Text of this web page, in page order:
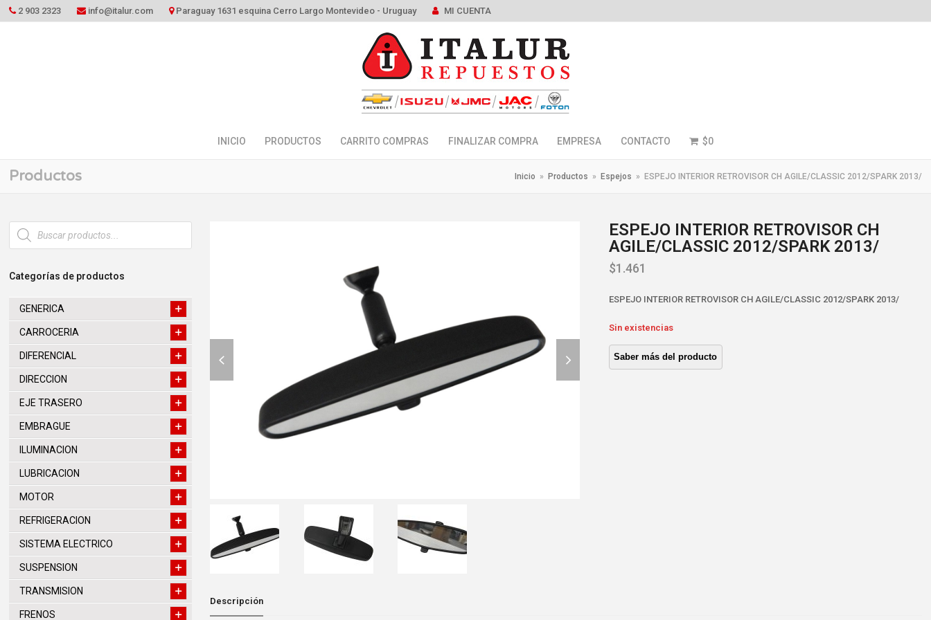
2 903 2323 info@italur.com Paraguay 1631 esquina Cerro Largo Montevideo - Uruguay MI CUENTA
INICIO PRODUCTOS CARRITO COMPRAS FINALIZAR COMPRA EMPRESA CONTACTO $0
Productos Inicio » Productos » Espejos » ESPEJO INTERIOR RETROVISOR CH AGILE/CLASSIC 2012/SPARK 2013/
slide
slide
ESPEJO INTERIOR RETROVISOR CH
AGILE/CLASSIC 2012/SPARK 2013/
$1.461
ESPEJO INTERIOR RETROVISOR CH AGILE/CLASSIC 2012/SPARK 2013/
Sin existencias
Descripción
Búsqueda
de
productos
Categorías de productos
GENERICA
CARROCERIA
DIFERENCIAL
DIRECCION
EJE TRASERO
EMBRAGUE
ILUMINACION
LUBRICACION
MOTOR
REFRIGERACION
SISTEMA ELECTRICO
SUSPENSION
TRANSMISION
FRENOS